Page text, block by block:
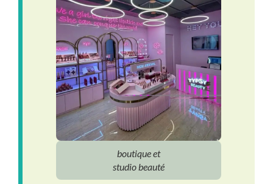
boutique et
studio beauté